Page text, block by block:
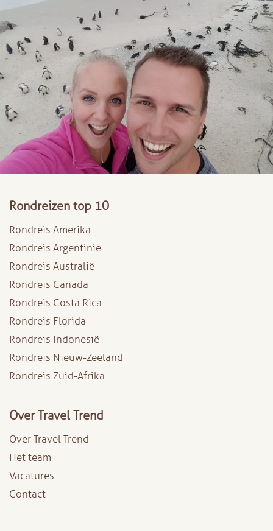
Rondreizen top 10
Rondreis Amerika
Rondreis Argentinië
Rondreis Australië
Rondreis Canada
Rondreis Costa Rica
Rondreis Florida
Rondreis Indonesië
Rondreis Nieuw-Zeeland
Rondreis Zuid-Afrika
Over Travel Trend
Over Travel Trend
Het team
Vacatures
Contact